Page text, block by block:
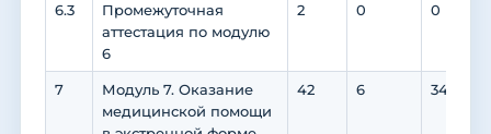
6.3
Промежуточная
аттестация по модулю
6
2 0 0
7
Модуль 7. Оказание
медицинской помощи
42 6 34